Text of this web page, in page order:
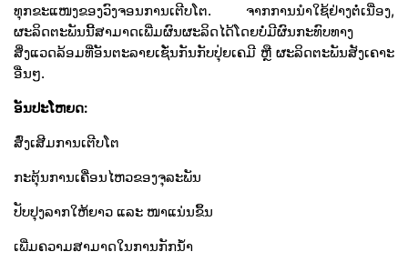
ທຸກຂະແໜງຂອງວົງຈອນການເຕີບໂຕ. ຈາກການນໍາໃຊ້ຢ່າງຕໍ່ເນື່ອງ,
ຜະລິດຕະພັນນີ້ສາມາດເພີ່ມຜົນຜະລິດໄດ້ໂດຍບໍ່ມີຜົນກະທົບທາງ
ສິ່ງແວດລ້ອມທີ່ອັນຕະລາຍເຊັ່ນກັນກັບປຸ່ຍເຄມີ ຫຼື ຜະລິດຕະພັນສັງເຄາະ
ອື່ນໆ.
ອັນປະໂຫຍດ:
ສົ່ງເສີມການເຕີບໂຕ
ກະຕຸ້ນການເຄື່ອນໄຫວຂອງຈຸລະພັນ
ປັບປຸງລາກໃຫ້ຍາວ ແລະ ໜາແນ່ນຂຶ້ນ
ເພີ່ມຄວາມສາມາດໃນການກັກນໍ້າ